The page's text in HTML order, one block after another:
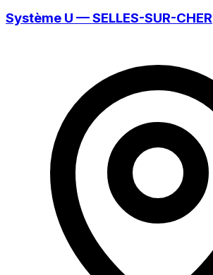
Système U — SELLES-SUR-CHER